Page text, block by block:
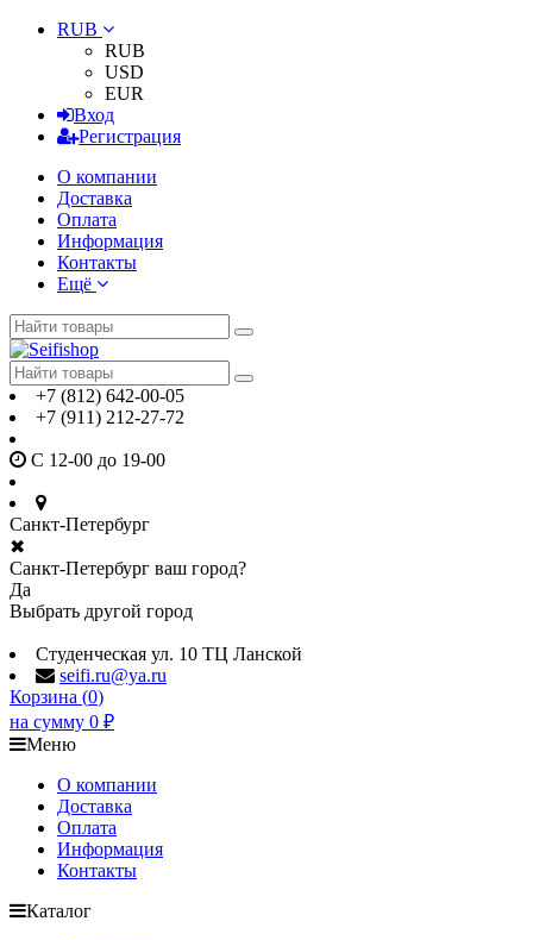
RUB
RUB
USD
EUR
Вход
Регистрация
О компании
Доставка
Оплата
Информация
Контакты
Ещё
+7 (812) 642-00-05
+7 (911) 212-27-72
С 12-00 до 19-00
Санкт-Петербург
✖
Санкт-Петербург ваш город?
Да
Выбрать другой город
Студенческая ул. 10 ТЦ Ланской
seifi.ru@ya.ru
Корзина (0)
на сумму 0 ₽
Меню
О компании
Доставка
Оплата
Информация
Контакты
Каталог